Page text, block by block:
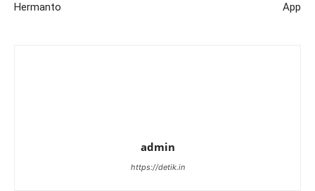
Hermanto
App
admin
https://detik.in